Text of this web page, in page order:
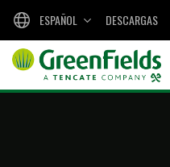
DESCARGAS
ESPAÑOL